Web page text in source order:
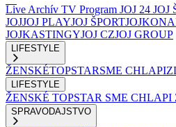
Live Archív TV Program JOJ 24 JOJ
JOJJOJ PLAYJOJ ŠPORTJOJKO
JOJKASTINGYJOJ CZJOJ GROUP
LIFESTYLE
ŽENSKÉTOPSTARSME CHLAPI
LIFESTYLE
ŽENSKÉ TOPSTAR SME CHLAPI
SPRAVODAJSTVO